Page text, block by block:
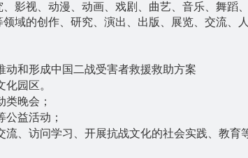
影视、动漫、动画、戏剧、曲艺、音乐、舞蹈
域的创作、研究、演出、出版、展览、交流、
和形成中国二战受害者救援救助方案
园区。
晚会；
益活动；
、访问学习、开展抗战文化的社会实践、教育